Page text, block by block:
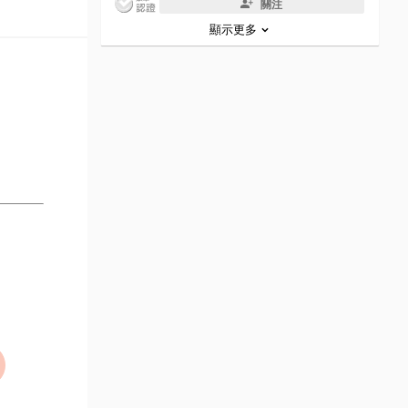
關注
顯示更多